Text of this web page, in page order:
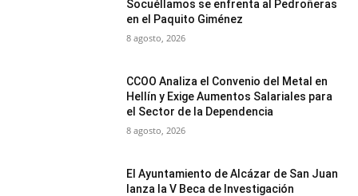
Socuéllamos se enfrenta al Pedroñeras
en el Paquito Giménez
8 agosto, 2026
CCOO Analiza el Convenio del Metal en
Hellín y Exige Aumentos Salariales para
el Sector de la Dependencia
8 agosto, 2026
El Ayuntamiento de Alcázar de San Juan
lanza la V Beca de Investigación